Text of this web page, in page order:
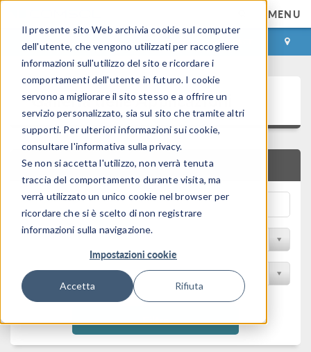
Il presente sito Web archivia cookie sul computer
dell'utente, che vengono utilizzati per raccogliere
informazioni sull'utilizzo del sito e ricordare i
comportamenti dell'utente in futuro. I cookie
servono a migliorare il sito stesso e a offrire un
servizio personalizzato, sia sul sito che tramite altri
supporti. Per ulteriori informazioni sui cookie,
consultare l'informativa sulla privacy.
Se non si accetta l'utilizzo, non verrà tenuta
traccia del comportamento durante visita, ma
verrà utilizzato un unico cookie nel browser per
ricordare che si è scelto di non registrare
informazioni sulla navigazione.
Impostazioni cookie
Accetta Rifiuta
MENU
ACCEDI CONTACT
Galleria delle Applicazioni
RICERCA RAPIDA
Filtra per Prodotto
Filtra